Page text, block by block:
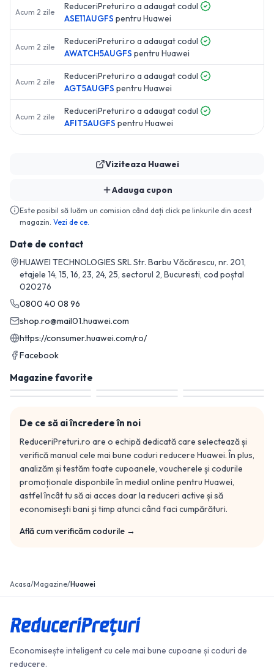
Viziteaza Huawei
Adauga cupon
Este posibil să luăm un comision când dați click pe linkurile din acest
magazin. Vezi de ce.
Date de contact
HUAWEI TECHNOLOGIES SRL Str. Barbu Văcărescu, nr. 201,
etajele 14, 15, 16, 23, 24, 25, sectorul 2, Bucuresti, cod poștal
020276
0800 40 08 96
shop.ro@mail01.huawei.com
https://consumer.huawei.com/ro/
Facebook
Magazine favorite
De ce să ai încredere în noi
ReduceriPreturi.ro are o echipă dedicată care selectează și
verifică manual cele mai bune coduri reducere Huawei. În plus,
analizăm și testăm toate cupoanele, voucherele și codurile
promoționale disponbile în mediul online pentru Huawei,
astfel încât tu să ai acces doar la reduceri active și să
economisești bani și timp atunci când faci cumpărături.
Află cum verificăm codurile →
Acum 2 zile
ReduceriPreturi.ro a adaugat codul
ASE11AUGFS pentru Huawei
Acum 2 zile
ReduceriPreturi.ro a adaugat codul
AWATCH5AUGFS pentru Huawei
Acum 2 zile
ReduceriPreturi.ro a adaugat codul
AGT5AUGFS pentru Huawei
Acum 2 zile
ReduceriPreturi.ro a adaugat codul
AFIT5AUGFS pentru Huawei
Acasa/Magazine/Huawei
Economisește inteligent cu cele mai bune cupoane și coduri de
reducere.